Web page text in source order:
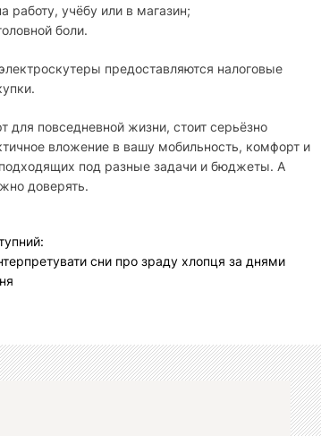
работу, учёбу или в магазин;
боли.
предоставляются налоговые
повседневной жизни, стоит серьёзно
вложение в вашу мобильность, комфорт и
под разные задачи и бюджеты. А
доверять.
сни про зраду хлопця за днями